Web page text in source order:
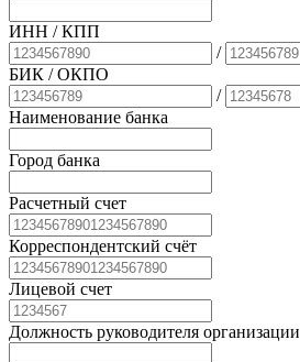
ИНН / КПП
/
БИК / ОКПО
/
Наименование банка
Город банка
Расчетный счет
Корреспондентский счёт
Лицевой счет
Должность руководителя организации